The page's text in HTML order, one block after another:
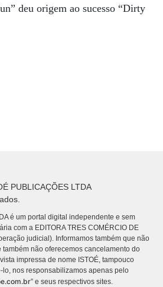
deu origem ao sucesso “Dirty
PUBLICAÇÕES LTDA
é um portal digital independente e sem
com a EDITORA TRES COMÉRCIO DE
judicial). Informamos também que não
não oferecemos cancelamento do
impressa de nome ISTOÉ, tampouco
lo, nos responsabilizamos apenas pelo
” e seus respectivos sites.